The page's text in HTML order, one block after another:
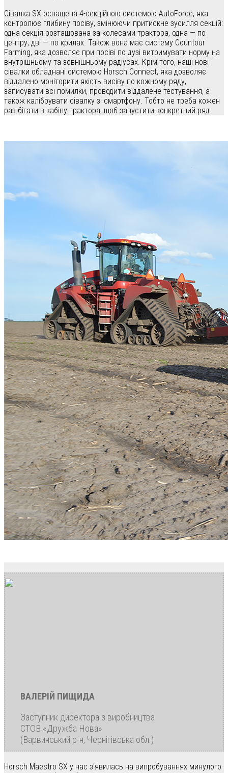
Сівалка SX оснащена 4-секційною системою AutoForce, яка
контролює глибину посіву, змінюючи притискне зусилля секцій:
одна секція розташована за колесами трактора, одна — по
центру, дві — по крилах. Також вона має систему Countour
Farming, яка дозволяє при посіві по дузі витримувати норму на
внутрішньому та зовнішньому радіусах. Крім того, наші нові
сівалки обладнані системою Horsch Connect, яка дозволяє
віддалено моніторити якість висіву по кожному ряду,
записувати всі помилки, проводити віддалене тестування, а
також калібрувати сівалку зі смартфону. Тобто не треба кожен
раз бігати в кабіну трактора, щоб запустити конкретний ряд.
ВАЛЕРІЙ ПИЩИДА
Заступник директора з виробництва
СТОВ «Дружба Нова»
(Варвинський р-н, Чернігівська обл.)
Horsch Maestro SX у нас з'явилась на випробуваннях минулого